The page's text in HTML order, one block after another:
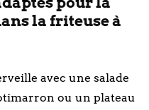
la friteuse à
avec une salade
ou un plateau